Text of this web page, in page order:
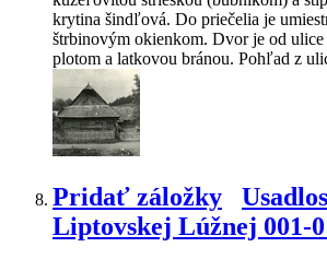
krytina šindľová. Do priečelia je
štrbinovým okienkom. Dvor je od
plotom a latkovou bránou. Pohľad z
Pridať záložky
Liptovskej Lúžnej 001-